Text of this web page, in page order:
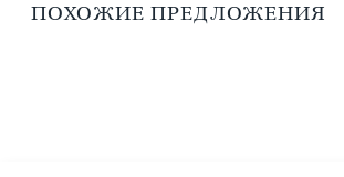
ПОХОЖИЕ ПРЕДЛОЖЕНИЯ